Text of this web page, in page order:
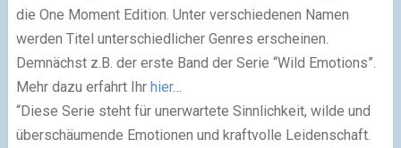
die One Moment Edition. Unter verschiedenen Namen
werden Titel unterschiedlicher Genres erscheinen.
Demnächst z.B. der erste Band der Serie “Wild Emotions”.
Mehr dazu erfahrt Ihr hier…
“Diese Serie steht für unerwartete Sinnlichkeit, wilde und
überschäumende Emotionen und kraftvolle Leidenschaft.